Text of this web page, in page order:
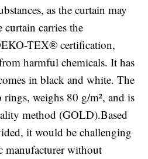
as the curtain may
curtain carries the
TEX® certification,
harmful chemicals. It has
in black and white. The
rings, weighs 80 g/m², and is
method (GOLD).Based
it would be challenging
manufacturer without